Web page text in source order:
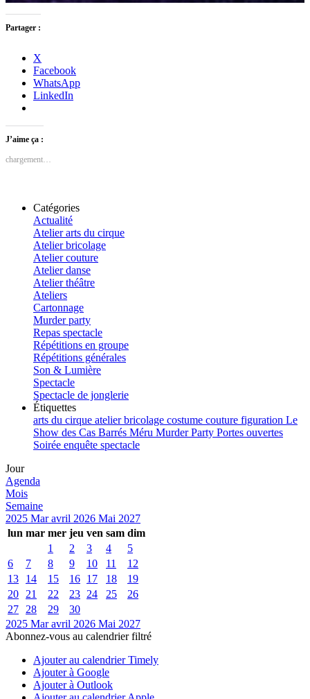
Partager :
X
Facebook
WhatsApp
LinkedIn
J’aime ça :
chargement…
Catégories
Actualité
Atelier arts du cirque
Atelier bricolage
Atelier couture
Atelier danse
Atelier théâtre
Ateliers
Cartonnage
Murder party
Repas spectacle
Répétitions en groupe
Répétitions générales
Son & Lumière
Spectacle
Spectacle de jonglerie
Étiquettes
arts du cirque atelierbricolage costume couture figuration Le
Show des Cas Barrés Méru Murder Party Portes ouvertes
Soirée enquête spectacle
Jour
Agenda
Mois
Semaine
2025 Maravril 2026 Mai 2027
lun mar mer jeu ven sam dim
1
2 3 4
5
6
7 8 9 10 11
12
13
14 15 16 17 18
19
20
21 22 23 24 25
26
27
28 29
30
2025 Maravril 2026 Mai 2027
Abonnez-vous au calendrier filtré
Ajouter au calendrier Timely
Ajouter à Google
Ajouter à Outlook